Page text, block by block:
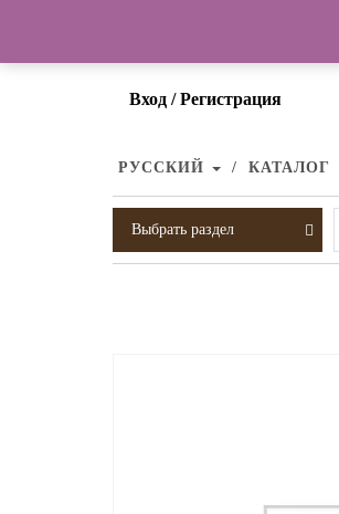
Вход / Регистрация
РУССКИЙ КАТАЛОГ
Выбрать раздел